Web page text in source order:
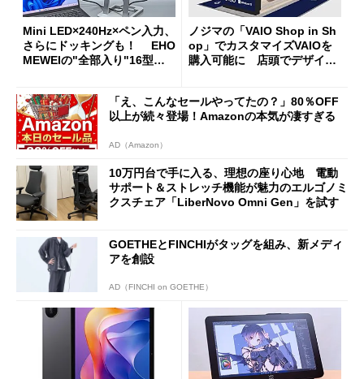
Mini LED×240Hz×ペン入力、
さらにドッキングも！ EHO
MEWEIの"全部入り"16型モ
ノジマの「VAIO Shop in Sh
op」でカスタマイズVAIOを
購入可能に 店頭でデザイン
「え、こんなセールやってたの？」80％OFF
以上が続々登場！Amazonの本気が凄すぎる
AD（Amazon）
10万円台で手に入る、理想の座り心地 電動
サポート＆ストレッチ機能が魅力のエルゴノミ
クスチェア「LiberNovo Omni Gen」を試す
GOETHEとFINCHIがタッグを組み、新メディ
アを創設
AD（FINCHI on GOETHE）